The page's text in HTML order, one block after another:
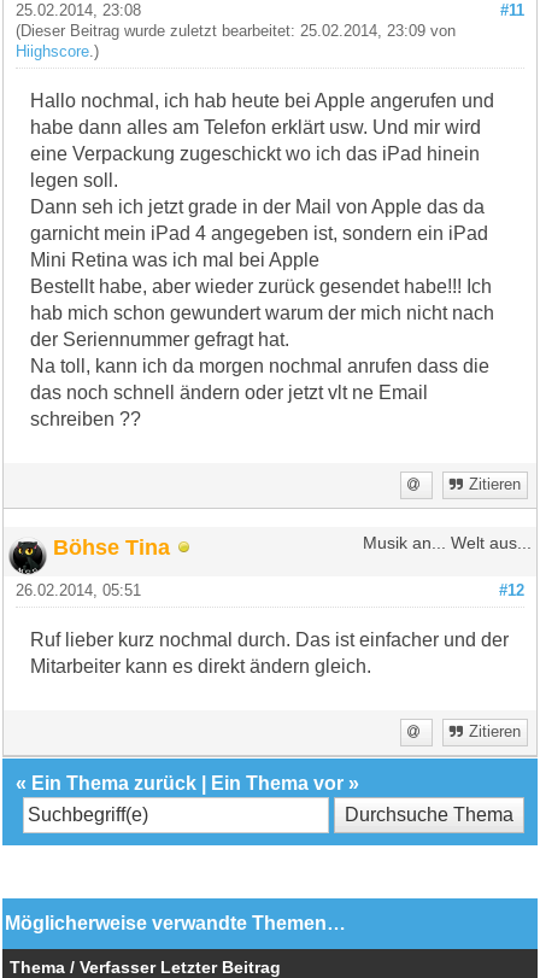
#11
25.02.2014, 23:08
(Dieser Beitrag wurde zuletzt bearbeitet: 25.02.2014, 23:09 von
Hiighscore .)
Hallo nochmal, ich hab heute bei Apple angerufen und
habe dann alles am Telefon erklärt usw. Und mir wird
eine Verpackung zugeschickt wo ich das iPad hinein
legen soll.
Dann seh ich jetzt grade in der Mail von Apple das da
garnicht mein iPad 4 angegeben ist, sondern ein iPad
Mini Retina was ich mal bei Apple
Bestellt habe, aber wieder zurück gesendet habe!!! Ich
hab mich schon gewundert warum der mich nicht nach
der Seriennummer gefragt hat.
Na toll, kann ich da morgen nochmal anrufen dass die
das noch schnell ändern oder jetzt vlt ne Email
schreiben ??
Zitieren
Böhse Tina Musik an... Welt aus...
#12
26.02.2014, 05:51
Ruf lieber kurz nochmal durch. Das ist einfacher und der
Mitarbeiter kann es direkt ändern gleich.
Zitieren
« Ein Thema zurück Ein Thema vor »
Möglicherweise verwandte Themen…
Thema / Verfasser Letzter Beitrag